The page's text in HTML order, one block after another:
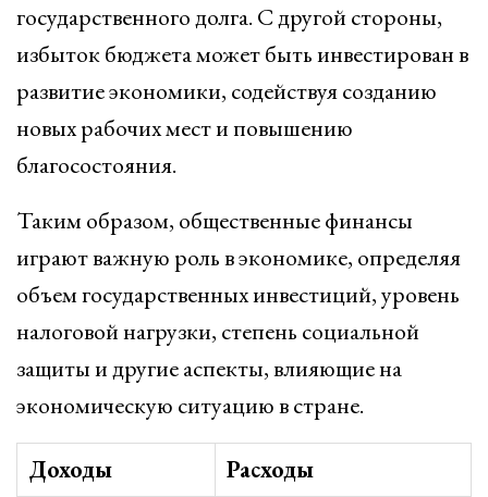
государственного долга. С другой стороны,
избыток бюджета может быть инвестирован в
развитие экономики, содействуя созданию
новых рабочих мест и повышению
благосостояния.
Таким образом, общественные финансы
играют важную роль в экономике, определяя
объем государственных инвестиций, уровень
налоговой нагрузки, степень социальной
защиты и другие аспекты, влияющие на
экономическую ситуацию в стране.
Доходы
Расходы